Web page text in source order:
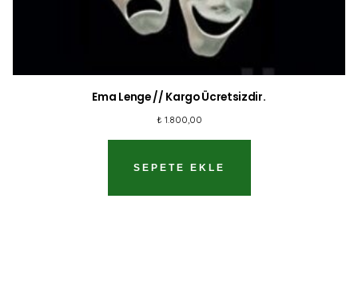
Ema Lenge // Kargo Ücretsizdir.
₺ 1.800,00
SEPETE EKLE